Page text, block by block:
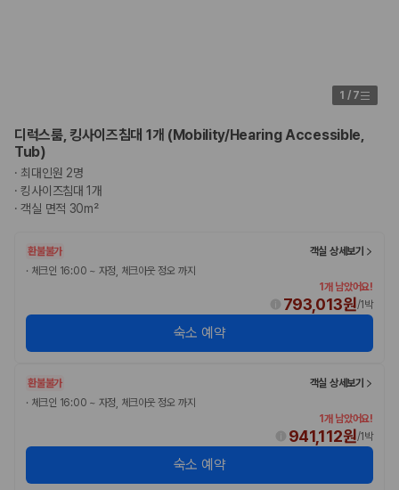
1 / 7
디럭스룸, 킹사이즈침대 1개 (Mobility/Hearing Accessible,
Tub)
· 최대인원 2명
·킹사이즈침대 1개
·객실 면적 30m²
환불불가
객실 상세보기
· 체크인 16:00 ~ 자정, 체크아웃 정오 까지
1개 남았어요!
793,013원/1박
숙소 예약
환불불가
객실 상세보기
· 체크인 16:00 ~ 자정, 체크아웃 정오 까지
1개 남았어요!
941,112원/1박
숙소 예약